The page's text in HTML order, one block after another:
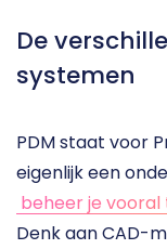
De
systemen
PDM staat voor
eigenlijk een
beheer je
Denk aan CAD-